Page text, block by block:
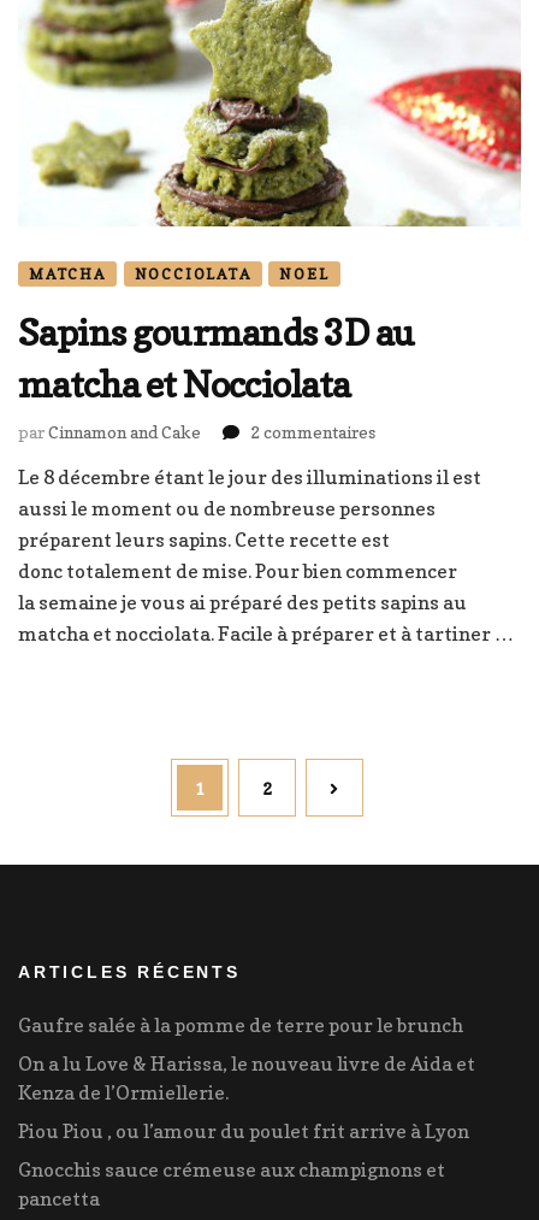
MATCHA NOCCIOLATA NOEL
Sapins gourmands 3D au
matcha et Nocciolata
parCinnamon and Cake 2 commentairessur
gourmands
3D
au
et
Nocciolata
Le 8 décembre étant le jour des illuminations il est
aussi le moment ou de nombreuse personnes
préparent leurs sapins. Cette recette est
donc totalement de mise. Pour bien commencer
la semaine je vous ai préparé des petits sapins au
matcha et nocciolata. Facile à préparer et à tartiner …
Page
1 Page
2
ARTICLES RÉCENTS
Gaufre salée à la pomme de terre pour le brunch
On a lu Love & Harissa, le nouveau livre de Aida et
Kenza de l’Ormiellerie.
Piou Piou , ou l’amour du poulet frit arrive à Lyon
Gnocchis sauce crémeuse aux champignons et
pancetta